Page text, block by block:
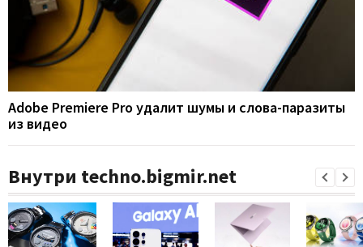
Adobe Premiere Pro удалит шумы и слова-паразиты
из видео
Внутри techno.bigmir.net